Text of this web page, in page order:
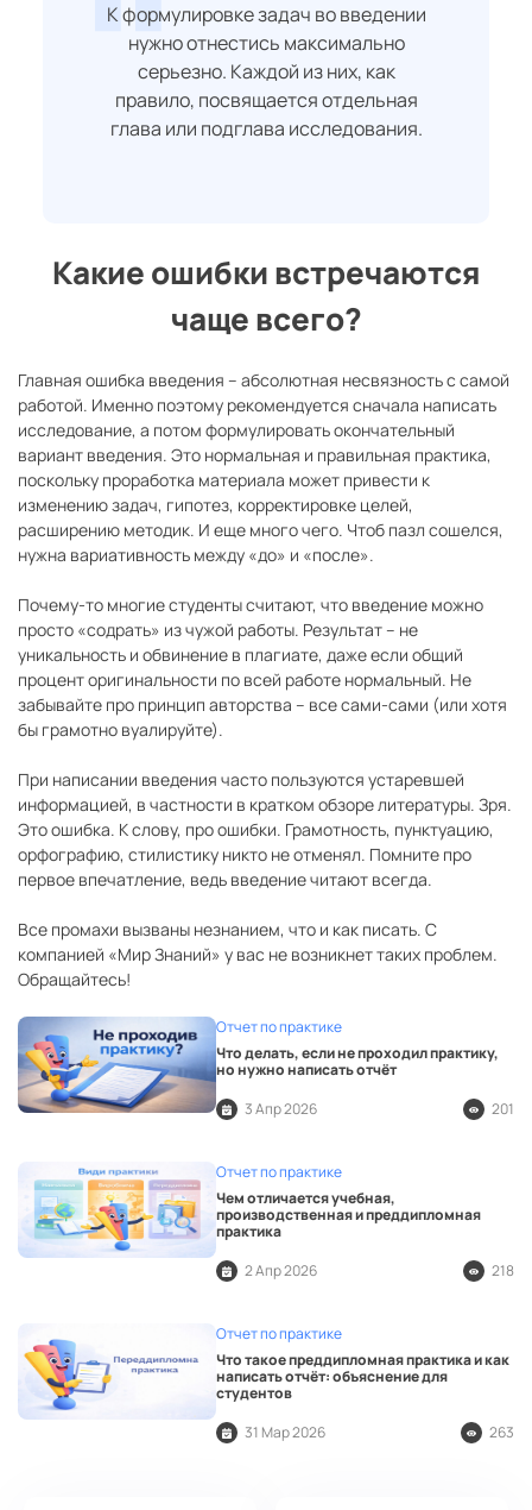
К формулировке задач во введении
нужно отнестись максимально
серьезно. Каждой из них, как
правило, посвящается отдельная
глава или подглава исследования.
Какие ошибки встречаются
чаще всего?
Главная ошибка введения – абсолютная несвязность с самой
работой. Именно поэтому рекомендуется сначала написать
исследование, а потом формулировать окончательный
вариант введения. Это нормальная и правильная практика,
поскольку проработка материала может привести к
изменению задач, гипотез, корректировке целей,
расширению методик. И еще много чего. Чтоб пазл сошелся,
нужна вариативность между «до» и «после».
Почему-то многие студенты считают, что введение можно
просто «содрать» из чужой работы. Результат – не
уникальность и обвинение в плагиате, даже если общий
процент оригинальности по всей работе нормальный. Не
забывайте про принцип авторства – все сами-сами (или хотя
бы грамотно вуалируйте).
При написании введения часто пользуются устаревшей
информацией, в частности в кратком обзоре литературы. Зря.
Это ошибка. К слову, про ошибки. Грамотность, пунктуацию,
орфографию, стилистику никто не отменял. Помните про
первое впечатление, ведь введение читают всегда.
Все промахи вызваны незнанием, что и как писать. С
компанией «Мир Знаний» у вас не возникнет таких проблем.
Обращайтесь!
Отчет по практике
Что делать, если не проходил практику,
но нужно написать отчёт
3 Апр 2026
201
Отчет по практике
Чем отличается учебная,
производственная и преддипломная
практика
2 Апр 2026
218
Отчет по практике
Что такое преддипломная практика и как
написать отчёт: объяснение для
студентов
31 Мар 2026
263